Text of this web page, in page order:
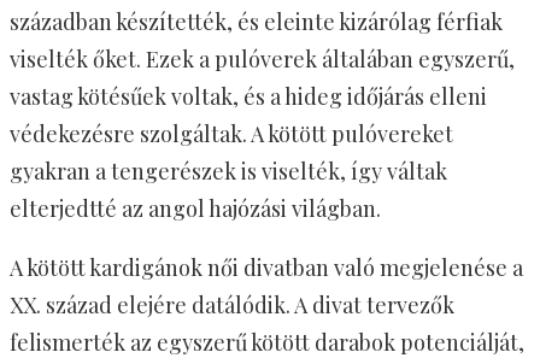
században készítették, és eleinte kizárólag férfiak
viselték őket. Ezek a pulóverek általában egyszerű,
vastag kötésűek voltak, és a hideg időjárás elleni
védekezésre szolgáltak. A kötött pulóvereket
gyakran a tengerészek is viselték, így váltak
elterjedtté az angol hajózási világban.
A kötött kardigánok női divatban való megjelenése a
XX. század elejére datálódik. A divat tervezők
felismerték az egyszerű kötött darabok potenciálját,